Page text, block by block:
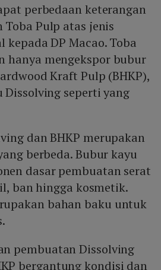
perbedaan keterangan
Pulp atas jenis
DP Macao. Toba
hanya mengekspor bubur
Kraft Pulp (BHKP),
seperti yang
dan BHKP merupakan
berbeda. Bubur kayu
dasar pembuatan serat
ban hingga kosmetik.
bahan baku untuk
pembuatan Dissolving
bergantung kondisi dan